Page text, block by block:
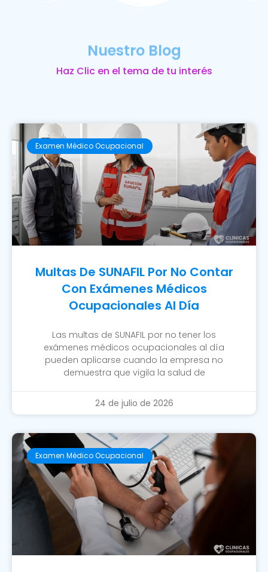
Nuestro Blog
Haz Clic en el tema de tu interés
Examen Médico Ocupacional
Multas De SUNAFIL Por No Contar
Con Exámenes Médicos
Ocupacionales Al Día
Las multas de SUNAFIL por no tener los
exámenes médicos ocupacionales al día
pueden aplicarse cuando la empresa no
demuestra que vigila la salud de
24 de julio de 2026
Examen Médico Ocupacional